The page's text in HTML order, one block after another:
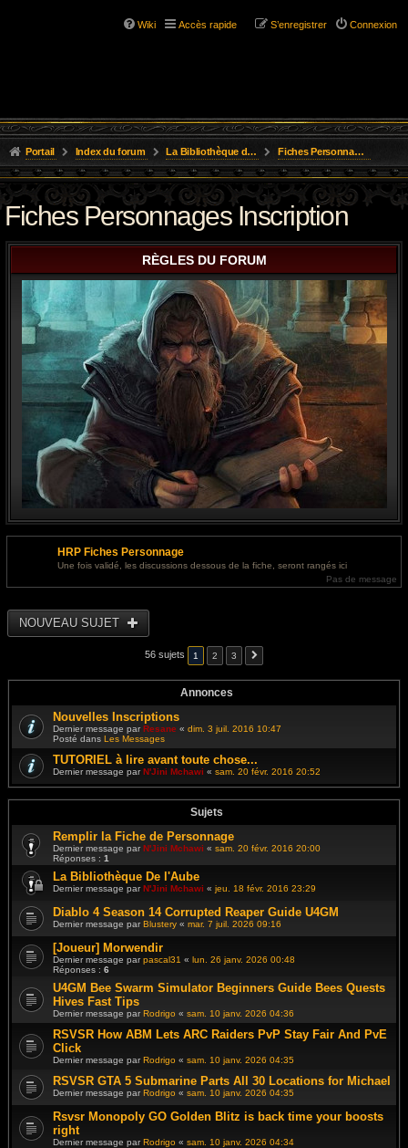
Wiki Accès rapide Connexion
S’enregistrer
Portail Index du forum La Bibliothèque de l'Aube Fiches Personnages Inscription
Fiches Personnages Inscription
RÈGLES DU FORUM
HRP Fiches Personnage
Une fois validé, les discussions dessous de la fiche, seront rangés ici
Pas de message
NOUVEAU SUJET
56 sujets 1 2 3
Annonces
Nouvelles Inscriptions
Dernier message parResane « dim. 3 juil. 2016 10:47
Posté dans Les Messages
TUTORIEL à lire avant toute chose...
Dernier message parN'Jini Mchawi « sam. 20 févr. 2016 20:52
Sujets
Remplir la Fiche de Personnage
Dernier message parN'Jini Mchawi « sam. 20 févr. 2016 20:00
Réponses : 1
La Bibliothèque De l'Aube
Dernier message parN'Jini Mchawi « jeu. 18 févr. 2016 23:29
Diablo 4 Season 14 Corrupted Reaper Guide U4GM
Dernier message parBlustery « mar. 7 juil. 2026 09:16
[Joueur] Morwendir
Dernier message parpascal31 « lun. 26 janv. 2026 00:48
Réponses : 6
U4GM Bee Swarm Simulator Beginners Guide Bees Quests
Hives Fast Tips
Dernier message par Rodrigo « sam. 10 janv. 2026 04:36
RSVSR How ABM Lets ARC Raiders PvP Stay Fair And PvE
Click
Dernier message parRodrigo « sam. 10 janv. 2026 04:35
RSVSR GTA 5 Submarine Parts All 30 Locations for Michael
Dernier message parRodrigo « sam. 10 janv. 2026 04:35
Rsvsr Monopoly GO Golden Blitz is back time your boosts
right
Dernier message parRodrigo « sam. 10 janv. 2026 04:34